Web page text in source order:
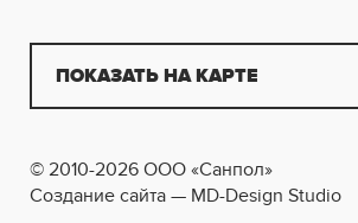
ПОКАЗАТЬ НА КАРТЕ
© 2010-2026 ООО «Санпол»
Создание сайта — MD-Design Studio